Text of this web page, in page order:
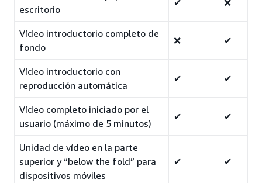
escritorio
✔ ❌
Vídeo introductorio completo de
fondo
❌ ✔
Vídeo introductorio con
reproducción automática
✔ ✔
Vídeo completo iniciado por el
usuario (máximo de 5 minutos)
✔ ✔
Unidad de vídeo en la parte
superior y “below the fold” para
dispositivos móviles
✔ ✔